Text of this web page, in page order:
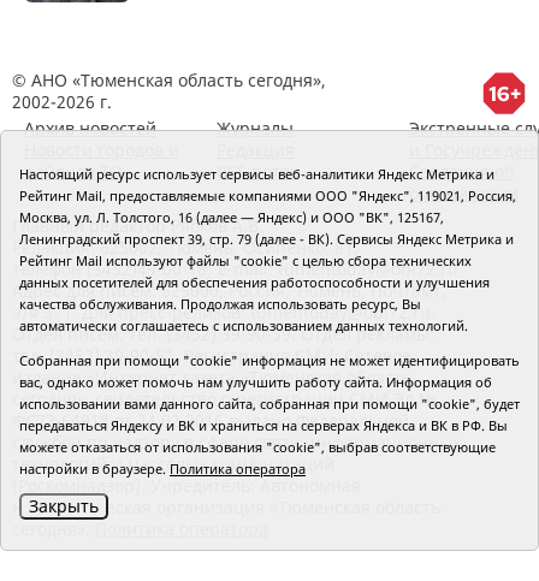
© АНО «Тюменская область сегодня»,
2002-2026 г.
Архив новостей
районов ТО
Журналы
RSS поток
Экстренные
Сведения об
организации
Главный редактор Рябков А.В.
Редакция: 625002, Тюмень, Осипенко, 81,
телефон (3452)49-00-18, e-mail: tumentoday@obl72.ru
Адрес для писем: 625000, Россия, Тюмень, Почтамт,
а/я 371. Для пресс-релизов: tumentoday@obl72.ru.
Отдел писем: тел. (3452) 39-90-59. Отдел рекламы:
тел. (3452) 39-90-51. Регистрация СМИ: Сетевое
издание «Интернет-газета «Тюменская область
сегодня», свидетельство о регистрации СМИ Эл №
ФС77-64918 от 24.02.2016 выдано Федеральной
службой по надзору в сфере связи, информационных
технологий и массовых коммуникаций
некоммерческая организация «Тюменская область
Настоящий ресурс использует сервисы веб-аналитики Яндекс Метрика и
Рейтинг Mail, предоставляемые компаниями ООО "Яндекс", 119021, Россия,
Москва, ул. Л. Толстого, 16 (далее — Яндекс) и ООО "ВК", 125167,
Ленинградский проспект 39, стр. 79 (далее - ВК). Сервисы Яндекс Метрика и
Рейтинг Mail используют файлы "cookie" с целью сбора технических
данных посетителей для обеспечения работоспособности и улучшения
качества обслуживания. Продолжая использовать ресурс, Вы
автоматически соглашаетесь с использованием данных технологий.
Собранная при помощи "cookie" информация не может идентифицировать
вас, однако может помочь нам улучшить работу сайта. Информация об
использовании вами данного сайта, собранная при помощи "cookie", будет
передаваться Яндексу и ВК и храниться на серверах Яндекса и ВК в РФ. Вы
можете отказаться от использования "cookie", выбрав соответствующие
настройки в браузере. Политика оператора
Закрыть